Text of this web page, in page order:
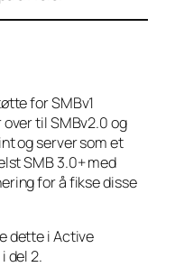
for SMBv1
til SMBv2.0 og
og server som et
SMB 3.0+ med
for å fikse disse
dette i Active
del 2.